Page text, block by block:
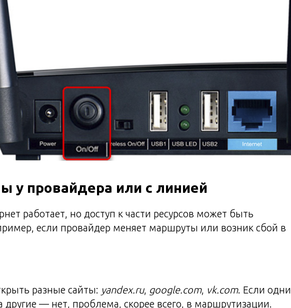
у провайдера или с линией
работает, но доступ к части ресурсов может быть
если провайдер меняет маршруты или возник сбой в
разные сайты: yandex.ru, google.com, vk.com. Если одни
другие — нет, проблема, скорее всего, в маршрутизации.